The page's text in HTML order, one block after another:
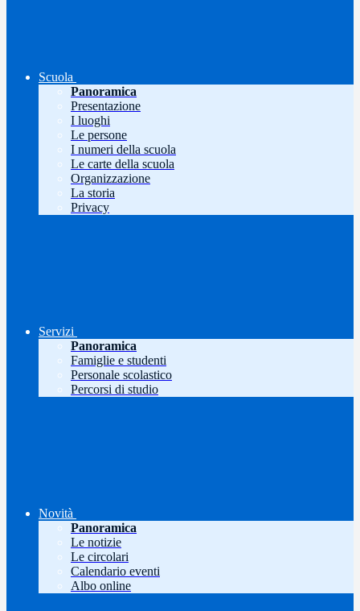
Scuola
Panoramica
Presentazione
I luoghi
Le persone
I numeri della scuola
Le carte della scuola
Organizzazione
La storia
Privacy
Servizi
Panoramica
Famiglie e studenti
Personale scolastico
Percorsi di studio
Novità
Panoramica
Le notizie
Le circolari
Calendario eventi
Albo online